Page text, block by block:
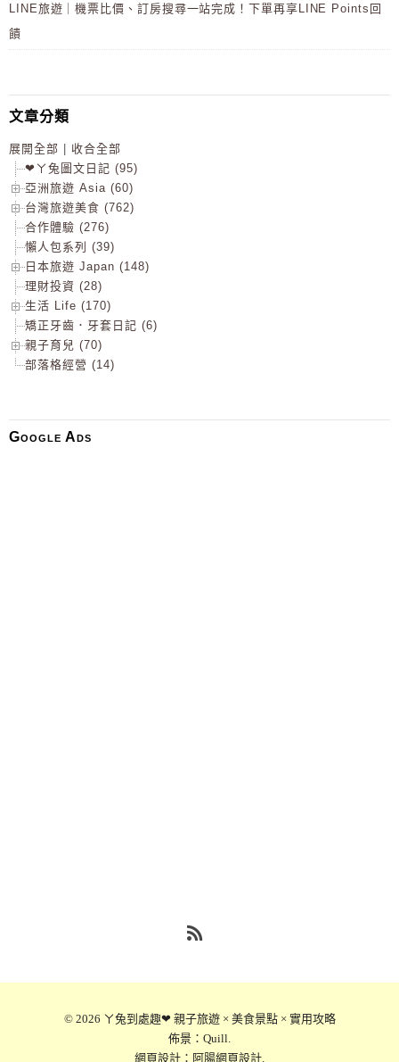
LINE旅遊｜機票比價、訂房搜尋一站完成！下單再享LINE Points回
饋
文章分類
展開全部
收合全部
❤ㄚ兔圖文日記 (95)
亞洲旅遊 Asia (60)
台灣旅遊美食 (762)
合作體驗 (276)
懶人包系列 (39)
日本旅遊 Japan (148)
理財投資 (28)
生活 Life (170)
矯正牙齒．牙套日記 (6)
親子育兒 (70)
部落格經營 (14)
Google Ads
© 2026 ㄚ兔到處趣❤ 親子旅遊 × 美食景點 × 實用攻略
佈景： Quill.
網頁設計： 阿腸網頁設計.